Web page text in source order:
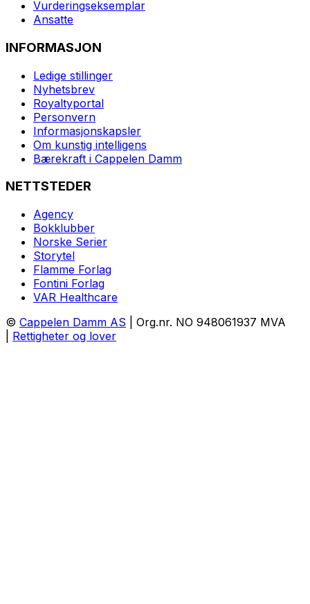
Vurderingseksemplar
Ansatte
INFORMASJON
Ledige stillinger
Nyhetsbrev
Royaltyportal
Personvern
Informasjonskapsler
Om kunstig intelligens
Bærekraft i Cappelen Damm
NETTSTEDER
Agency
Bokklubber
Norske Serier
Storytel
Flamme Forlag
Fontini Forlag
VAR Healthcare
© Cappelen Damm AS | Org.nr. NO 948061937 MVA
Rettigheter og lover